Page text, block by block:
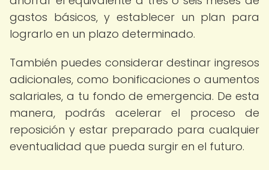
gastos básicos, y establecer un plan para
lograrlo en un plazo determinado.
También puedes considerar destinar ingresos
adicionales, como bonificaciones o aumentos
salariales, a tu fondo de emergencia. De esta
manera, podrás acelerar el proceso de
reposición y estar preparado para cualquier
eventualidad que pueda surgir en el futuro.